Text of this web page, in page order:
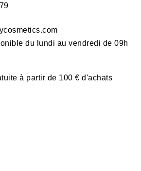
du lundi au vendredi de 09h
à partir de 100 € d'achats